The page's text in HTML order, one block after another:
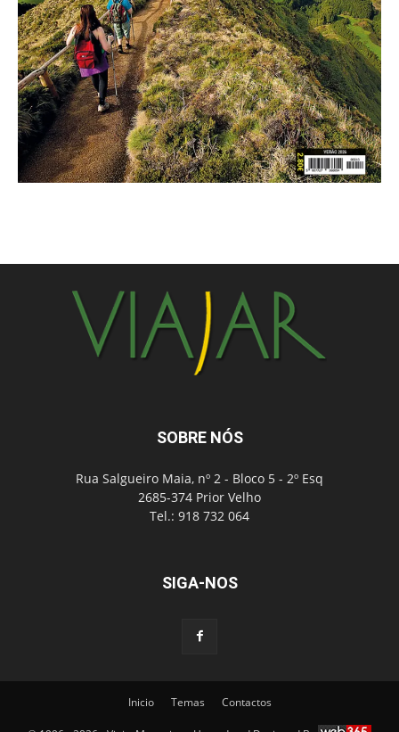
SOBRE NÓS
Rua Salgueiro Maia, nº 2 - Bloco 5 - 2º Esq
2685-374 Prior Velho
Tel.: 918 732 064
SIGA-NOS
Inicio Temas Contactos